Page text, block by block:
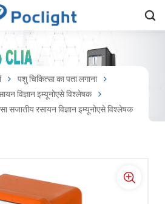
पशु चिकित्सा का पता लगाना
विज्ञान इम्यूनोएसे विश्लेषक
सजातीय रसायन विज्ञान इम्यूनोएसे विश्लेषक